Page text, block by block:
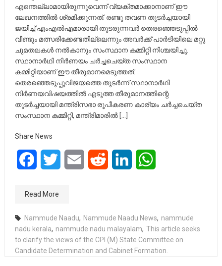
എന്തെല്ലാമായിരുന്നുവെന്ന്‌ വ്യക്തമാക്കാനാണ്‌ ഈ
ലേഖനത്തിൽ ശ്രമിക്കുന്നത്‌. രണ്ടു തവണ തുടർച്ചയായി
ജയിച്ച്‌ എംഎൽഎമാരായി തുടരുന്നവർ തെരഞ്ഞെടുപ്പിൽ
വീണ്ടും മത്സരിക്കേണ്ടതില്ലെന്നും അവർക്ക്‌ പാർടിയിലെ മറ്റു
ചുമതലകൾ നൽകാനും സംസ്ഥാന കമ്മിറ്റി നിശ്ചയിച്ചു.
സ്ഥാനാർഥി നിർണയം ചർച്ചചെയ്‌ത സംസ്ഥാന
കമ്മിറ്റിയാണ്‌ ഈ തീരുമാനമെടുത്തത്‌.
തെരഞ്ഞെടുപ്പുവിജയത്തെ തുടർന്ന്‌ സ്ഥാനാർഥി
നിർണയവിഷയത്തിൽ എടുത്ത തീരുമാനത്തിന്റെ
തുടർച്ചയായി മന്ത്രിസഭാ രൂപീകരണ കാര്യം ചർച്ചചെയ്‌ത
സംസ്ഥാന കമ്മിറ്റി, മന്ത്രിമാരിൽ […]
Share News
FacebookTwitter Email Reddit LinkedIn
Read More
Nammude Naadu, Nammude Naadu News, nammude
nadu kerala, nammude nadu malayalam, This article seeks
to clarify the views of the CPI (M) State Committee on
Candidate Determination and Cabinet Formation.